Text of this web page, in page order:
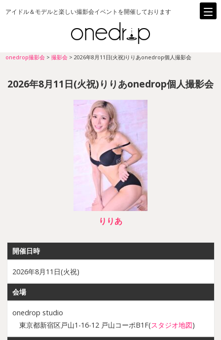
アイドル＆モデルと楽しい撮影会イベントを開催しております
onedrop撮影会 >撮影会 >2026年8月11日(火祝)りりあonedrop個人撮影会
2026年8月11日(火祝)りりあonedrop個人撮影会
りりあ
開催日時
2026年8月11日(火祝)
会場
onedrop studio
東京都新宿区戸山1-16-12 戸山コーポB1F(スタジオ地図)